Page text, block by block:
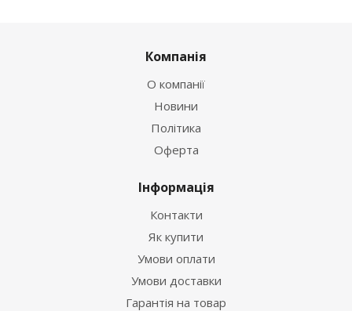
Компанія
О компанії
Новини
Політика
Оферта
Інформація
Контакти
Як купити
Умови оплати
Умови доставки
Гарантія на товар